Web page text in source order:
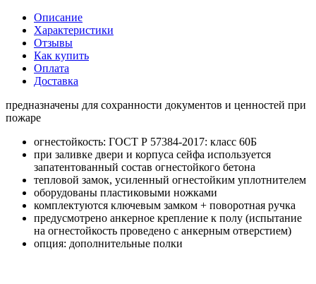
Описание
Характеристики
Отзывы
Как купить
Оплата
Доставка
предназначены для сохранности документов и ценностей при
пожаре
огнестойкость: ГОСТ Р 57384-2017: класс 60Б
при заливке двери и корпуса сейфа используется
запатентованный состав огнестойкого бетона
тепловой замок, усиленный огнестойким уплотнителем
оборудованы пластиковыми ножками
комплектуются ключевым замком + поворотная ручка
предусмотрено анкерное крепление к полу (испытание
на огнестойкость проведено с анкерным отверстием)
опция: дополнительные полки